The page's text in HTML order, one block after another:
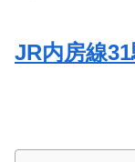
JR内房線